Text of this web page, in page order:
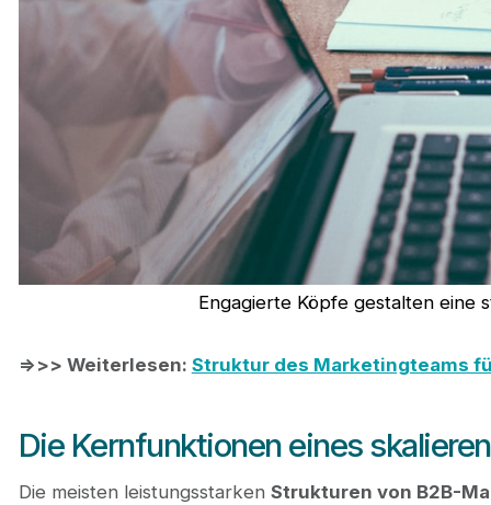
Engagierte Köpfe gestalten eine
=>>> Weiterlesen: Struktur des Marketingteams
Die Kernfunktionen eines
Die meisten leistungsstarken Strukturen von B2B-